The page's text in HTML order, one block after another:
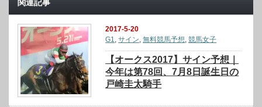
関連記事
2017-5-20
G1,サイン,無料競馬予想,競馬女子
【オークス2017】サイン予想｜
今年は第78回、7月8日誕生日の
戸崎圭太騎手